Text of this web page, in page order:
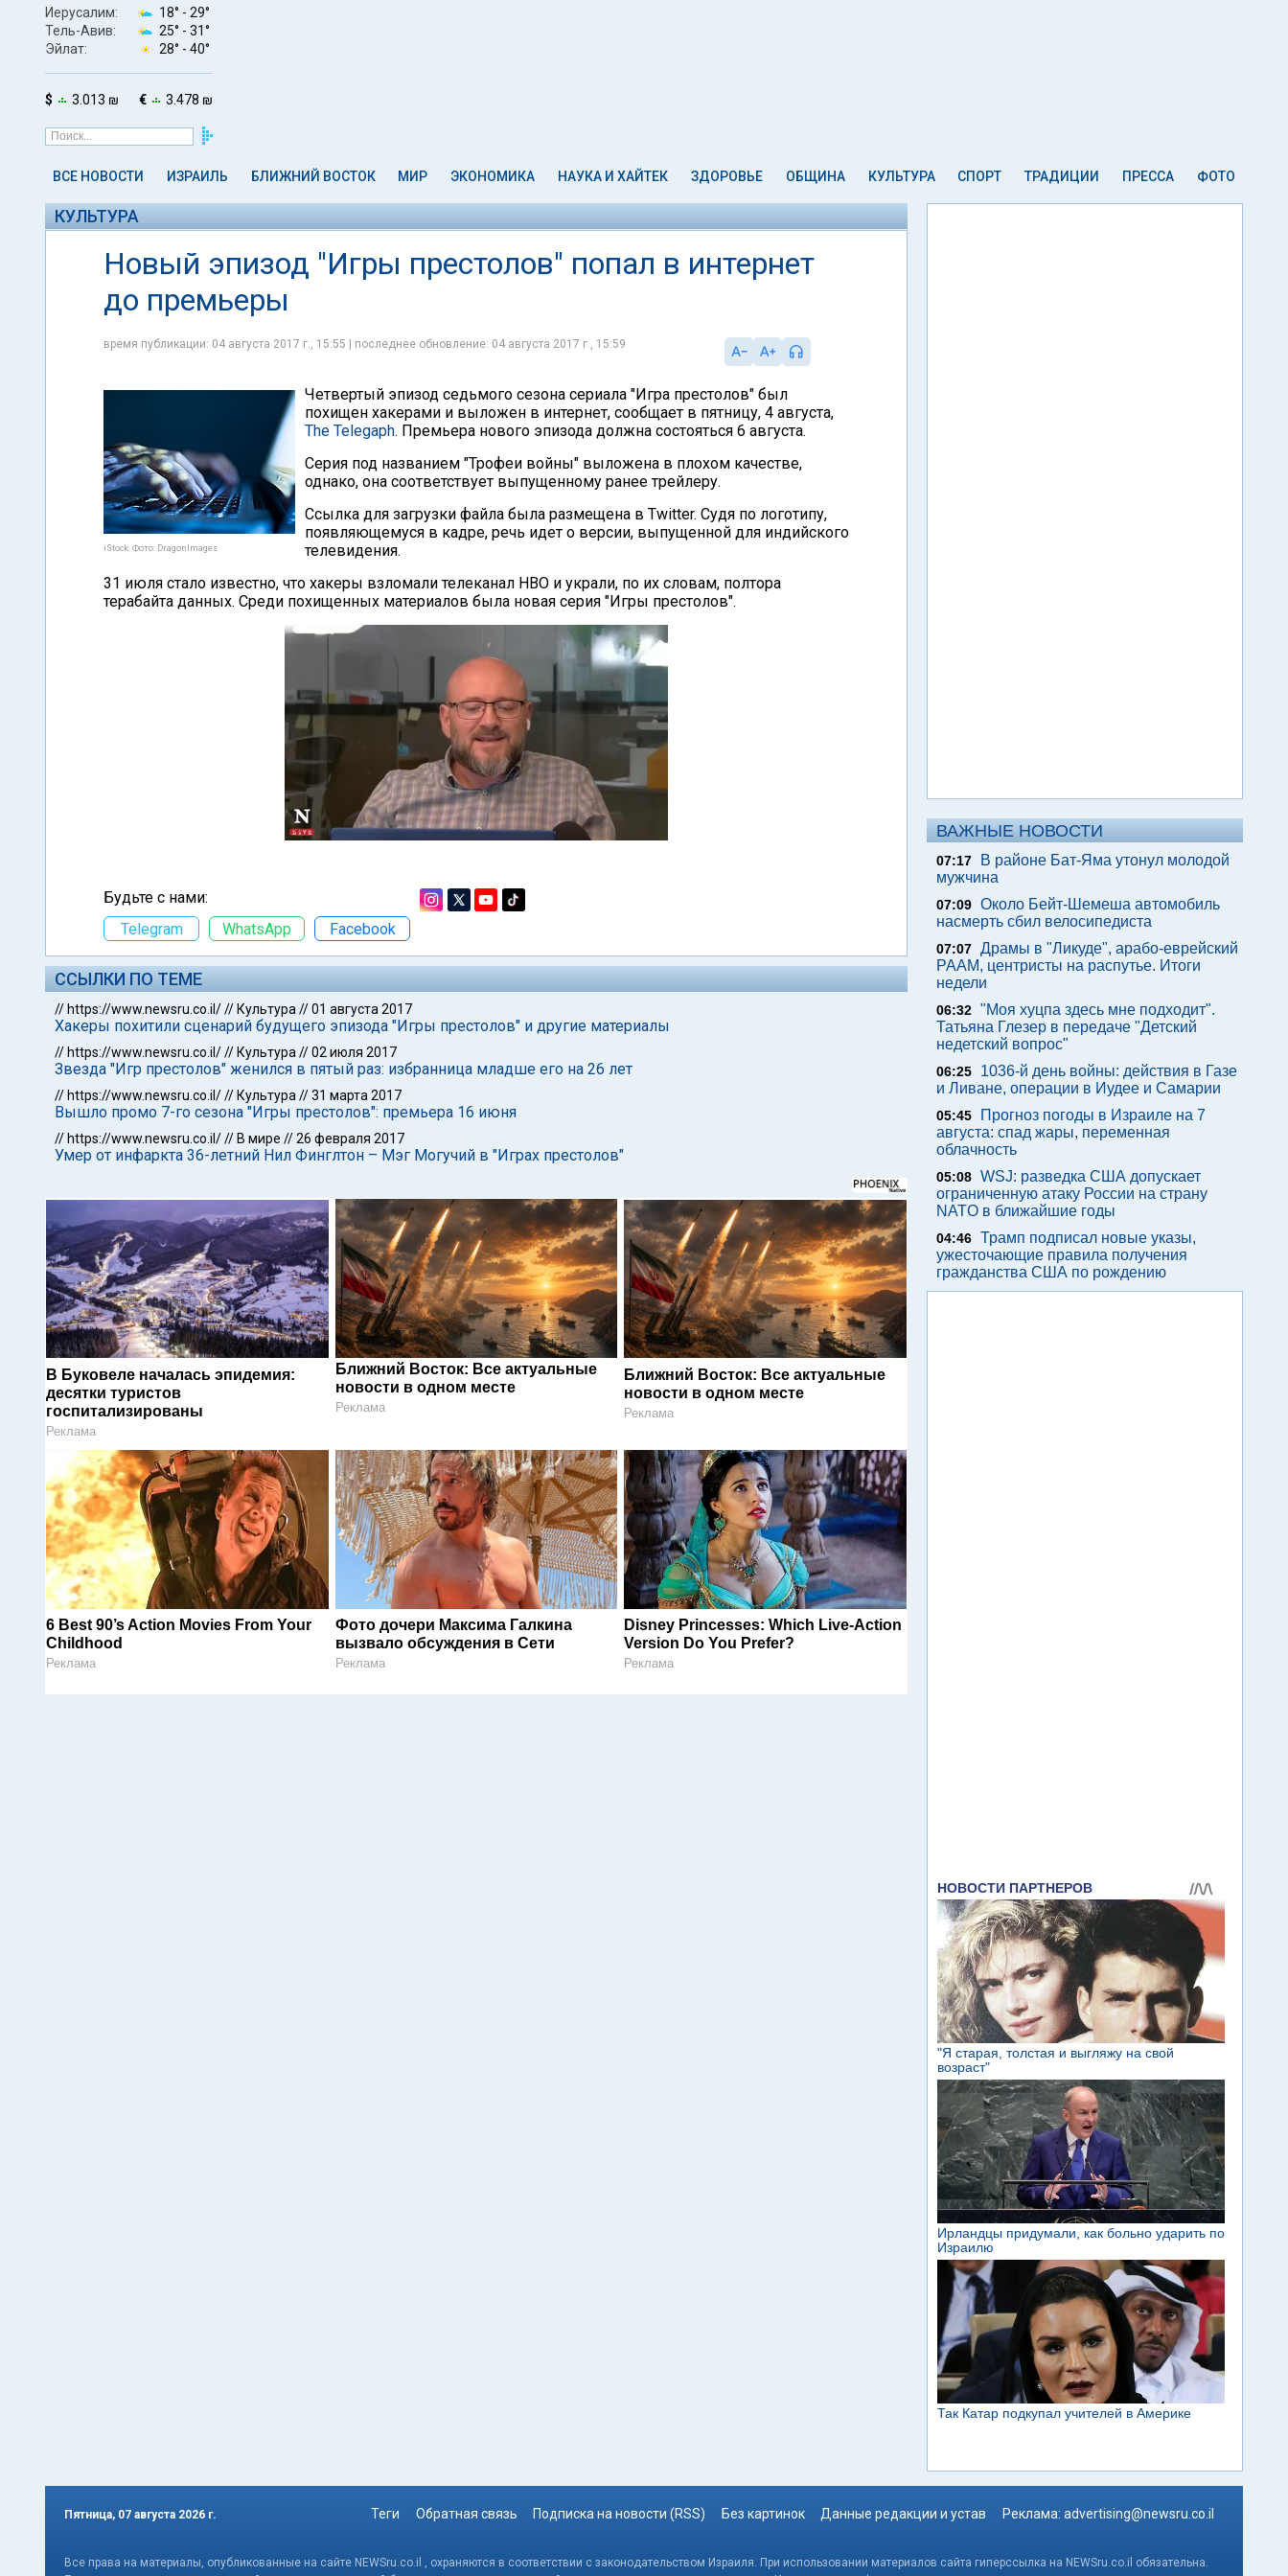
Иерусалим: 18° - 29°
Тель-Авив:
25° - 31°
Эйлат:
28° - 40°
$ 3.013 ₪ € 3.478 ₪
ВСЕ НОВОСТИ ИЗРАИЛЬ БЛИЖНИЙ ВОСТОК МИР ЭКОНОМИКА НАУКА И ХАЙТЕК ЗДОРОВЬЕ ОБЩИНА КУЛЬТУРА СПОРТ ТРАДИЦИИ ПРЕССА ФОТО
КУЛЬТУРА
Новый эпизод "Игры престолов" попал в интернет
до премьеры
время публикации: 04 августа 2017 г., 15:55 | последнее обновление: 04 августа 2017 г., 15:59
iStock. Фото: DragonImages
Четвертый эпизод седьмого сезона сериала "Игра престолов" был
похищен хакерами и выложен в интернет, сообщает в пятницу, 4 августа,
The Telegaph. Премьера нового эпизода должна состояться 6 августа.
Серия под названием "Трофеи войны" выложена в плохом качестве,
однако, она соответствует выпущенному ранее трейлеру.
Ссылка для загрузки файла была размещена в Twitter. Судя по логотипу,
появляющемуся в кадре, речь идет о версии, выпущенной для индийского
телевидения.
31 июля стало известно, что хакеры взломали телеканал HBO и украли, по их словам, полтора
терабайта данных. Среди похищенных материалов была новая серия "Игры престолов".
Будьте с нами:
Telegram
WhatsApp Facebook
ССЫЛКИ ПО ТЕМЕ
// https://www.newsru.co.il/// Культура //01 августа 2017
Хакеры похитили сценарий будущего эпизода "Игры престолов" и другие материалы
// https://www.newsru.co.il/// Культура //02 июля 2017
Звезда "Игр престолов" женился в пятый раз: избранница младше его на 26 лет
// https://www.newsru.co.il/// Культура //31 марта 2017
Вышло промо 7-го сезона "Игры престолов": премьера 16 июня
// https://www.newsru.co.il/// В мире //26 февраля 2017
Умер от инфаркта 36-летний Нил Финглтон – Мэг Могучий в "Играх престолов"
В Буковеле началась эпидемия:
десятки туристов
госпитализированы
Реклама
Ближний Восток: Все актуальные
новости в одном месте
Реклама
Ближний Восток: Все актуальные
новости в одном месте
Реклама
6 Best 90’s Action Movies From Your
Childhood
Реклама
Фото дочери Максима Галкина
вызвало обсуждения в Сети
Реклама
Disney Princesses: Which Live-Action
Version Do You Prefer?
Реклама
ВАЖНЫЕ НОВОСТИ
07:17
В районе Бат-Яма утонул молодой
мужчина
07:09 Около Бейт-Шемеша автомобиль
насмерть сбил велосипедиста
07:07 Драмы в "Ликуде", арабо-еврейский
РААМ, центристы на распутье. Итоги
недели
06:32 "Моя хуцпа здесь мне подходит".
Татьяна Глезер в передаче "Детский
недетский вопрос"
06:25
1036-й день войны: действия в Газе
и Ливане, операции в Иудее и Самарии
05:45
Прогноз погоды в Израиле на 7
августа: спад жары, переменная
облачность
05:08 WSJ: разведка США допускает
ограниченную атаку России на страну
NATO в ближайшие годы
04:46 Трамп подписал новые указы,
ужесточающие правила получения
гражданства США по рождению
Пятница, 07 августа 2026 г. Теги Обратная связь Подписка на новости (RSS) Без картинок Данные редакции и устав Реклама: advertising@newsru.co.il
Все права на материалы, опубликованные на сайте NEWSru.co.il , охраняются в соответствии с законодательством Израиля. При использовании материалов сайта гиперссылка на NEWSru.co.il обязательна.